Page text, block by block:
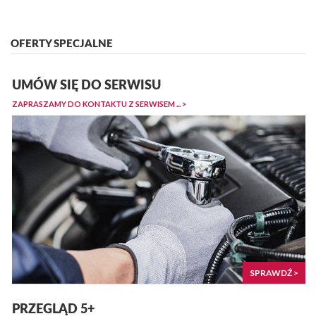
OFERTY SPECJALNE
UMÓW SIĘ DO SERWISU
ZAPRASZAMY DO KONTAKTU Z SERWISEM ... >
SPRAWDŹ >
PRZEGLĄD 5+